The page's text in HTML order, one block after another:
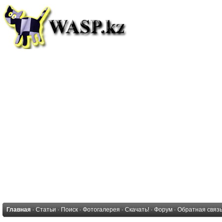
Главная · Статьи · Поиск · Фотогалерея · Скачать! · Форум · Обратная связь